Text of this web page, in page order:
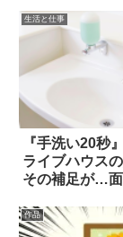
生活と仕事
『手洗い20秒
ライブハウスの
その補足が…面
作品